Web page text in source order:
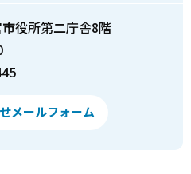
役所第二庁舎8階
メールフォーム